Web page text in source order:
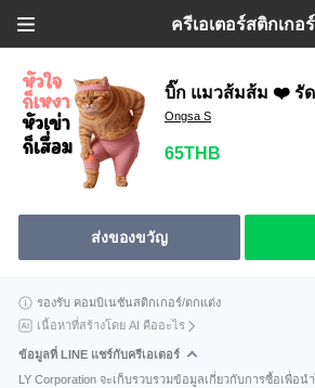
ครีเอเตอร์สติกเกอร์
บิ๊ก แมวส้มส้ม ❤️ รั
Ongsa S
65THB
ส่งของขวัญ
รองรับ คอมบิเนชันสติกเกอร์/ตกแต่ง
เนื้อหาที่สร้างโดย AI คืออะไร
ข้อมูลที่ LINE แชร์กับครีเอเตอร์
LY Corporation จะเก็บรวบรวมข้อมูลเกี่ยวกับการซื้อเพื่อน